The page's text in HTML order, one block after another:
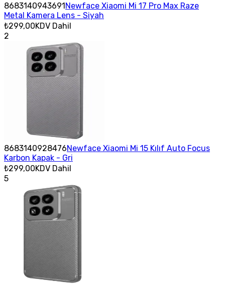
8683140943691Newface Xiaomi Mi 17 Pro Max Raze
Metal Kamera Lens - Siyah
₺299,00KDV Dahil
2
8683140928476Newface Xiaomi Mi 15 Kılıf Auto Focus
Karbon Kapak - Gri
₺299,00KDV Dahil
5